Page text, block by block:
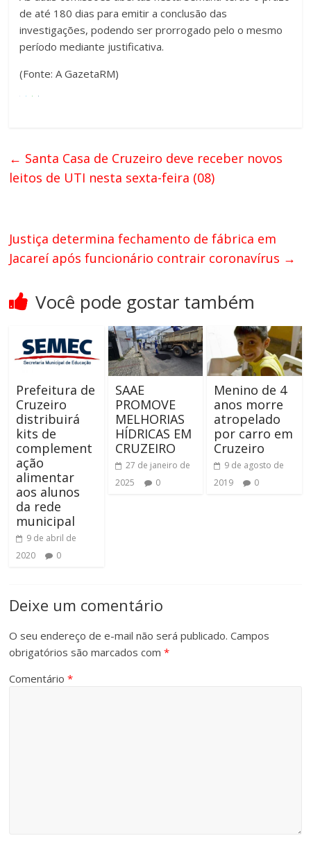
de até 180 dias para emitir a conclusão das
investigações, podendo ser prorrogado pelo o mesmo
período mediante justificativa.
(Fonte: A GazetaRM)
← Santa Casa de Cruzeiro deve receber novos
leitos de UTI nesta sexta-feira (08)
Justiça determina fechamento de fábrica em
Jacareí após funcionário contrair coronavírus →
Você pode gostar também
Prefeitura de
Cruzeiro
distribuirá
kits de
complement
ação
alimentar
aos alunos
da rede
municipal
9 de abril de
2020
0
SAAE
PROMOVE
MELHORIAS
HÍDRICAS EM
CRUZEIRO
27 de janeiro de
2025
0
Menino de 4
anos morre
atropelado
por carro em
Cruzeiro
9 de agosto de
2019
0
Deixe um comentário
O seu endereço de e-mail não será publicado. Campos
obrigatórios são marcados com*
Comentário*